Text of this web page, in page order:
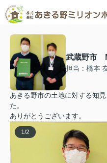
武蔵野市
担当：橋本
あきる野市の土地に対する知
た。
ありがとうございます。
1/2